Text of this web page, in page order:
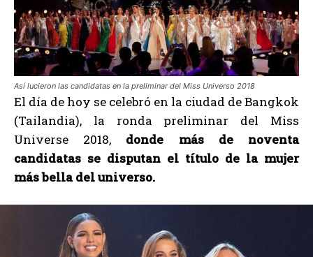
Así lucieron las candidatas en la preliminar del Miss Universo 2018
El día de hoy se celebró en la ciudad de Bangkok
(Tailandia), la ronda preliminar del Miss
Universe 2018, donde más de noventa
candidatas se disputan el título de la mujer
más bella del universo.